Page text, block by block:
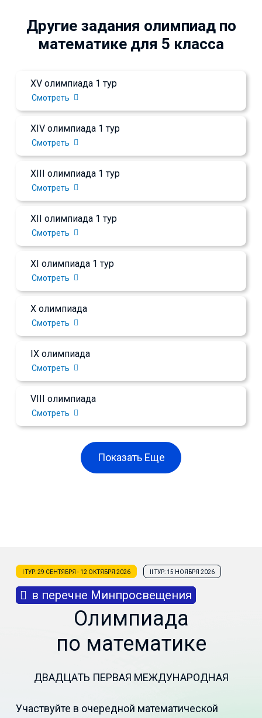
Другие задания олимпиад по
математике для 5 класса
XV олимпиада 1 тур
Смотреть
XIV олимпиада 1 тур
Смотреть
XIII олимпиада 1 тур
Смотреть
XII олимпиада 1 тур
Смотреть
XI олимпиада 1 тур
Смотреть
X олимпиада
Смотреть
IX олимпиада
Смотреть
VIII олимпиада
Смотреть
Показать Еще
I ТУР: 29 СЕНТЯБРЯ - 12 ОКТЯБРЯ 2026 II ТУР: 15 НОЯБРЯ 2026
в перечне Минпросвещения
Олимпиада
по математике
ДВАДЦАТЬ ПЕРВАЯ МЕЖДУНАРОДНАЯ
Участвуйте в очередной математической